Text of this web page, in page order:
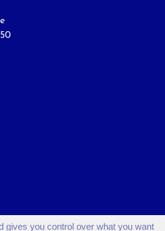
gives you control over what you want